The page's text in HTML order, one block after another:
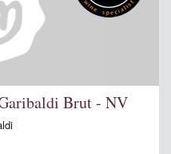
Brut - NV